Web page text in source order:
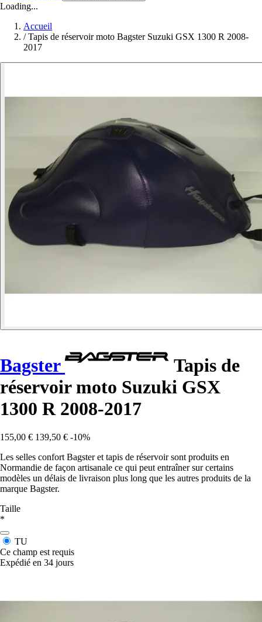
Loading...
Accueil
/ Tapis de réservoir moto Bagster Suzuki GSX 1300 R 2008-
2017
Bagster
Tapis de
réservoir moto Suzuki GSX
1300 R 2008-2017
155,00 € 139,50 € -10%
Les selles confort Bagster et tapis de réservoir sont produits en
Normandie de façon artisanale ce qui peut entraîner sur certains
modèles un délais de livraison plus long que les autres produits de la
marque Bagster.
Taille
*
TU
Ce champ est requis
Expédié en 34 jours